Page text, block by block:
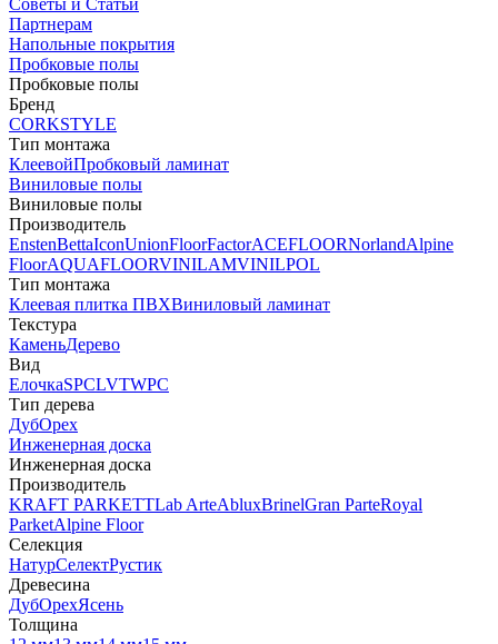
Советы и Статьи
Партнерам
Напольные покрытия
Пробковые полы
Пробковые полы
Бренд
CORKSTYLE
Тип монтажа
КлеевойПробковый ламинат
Виниловые полы
Виниловые полы
Производитель
EnstenBettaIconUnionFloorFactorACEFLOORNorlandAlpine
FloorAQUAFLOORVINILAMVINILPOL
Тип монтажа
Клеевая плитка ПВХВиниловый ламинат
Текстура
КаменьДерево
Вид
ЕлочкаSPCLVTWPC
Тип дерева
ДубОрех
Инженерная доска
Инженерная доска
Производитель
KRAFT PARKETTLab ArteAbluxBrinelGran ParteRoyal
ParketAlpine Floor
Селекция
НатурСелектРустик
Древесина
ДубОрехЯсень
Толщина